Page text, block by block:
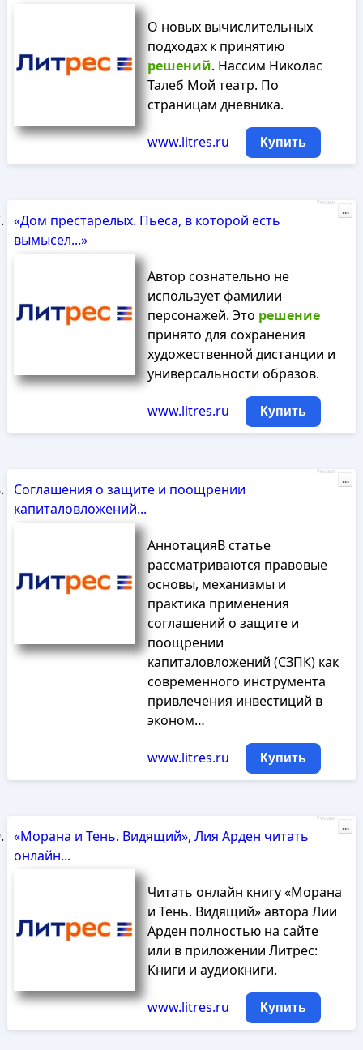
О новых вычислительных
подходах к принятию
решений. Нассим Николас
Талеб Мой театр. По
страницам дневника.
www.litres.ru Купить
«Дом престарелых. Пьеса, в которой есть
вымысел...»
Автор сознательно не
использует фамилии
персонажей. Это решение
принято для сохранения
художественной дистанции и
универсальности образов.
www.litres.ru Купить
Реклама
...
Соглашения о защите и поощрении
капиталовложений...
АннотацияВ статье
рассматриваются правовые
основы, механизмы и
практика применения
соглашений о защите и
поощрении
капиталовложений (СЗПК) как
современного инструмента
привлечения инвестиций в
эконом…
www.litres.ru Купить
Реклама
...
«Морана и Тень. Видящий», Лия Арден читать
онлайн...
Читать онлайн книгу «Морана
и Тень. Видящий» автора Лии
Арден полностью на сайте
или в приложении Литрес:
Книги и аудиокниги.
www.litres.ru Купить
Реклама
...